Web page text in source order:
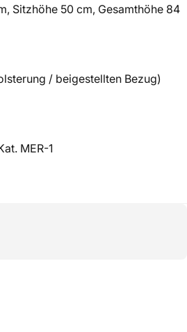
Sitzhöhe 50 cm, Gesamthöhe 84
/ beigestellten Bezug)
MER-1